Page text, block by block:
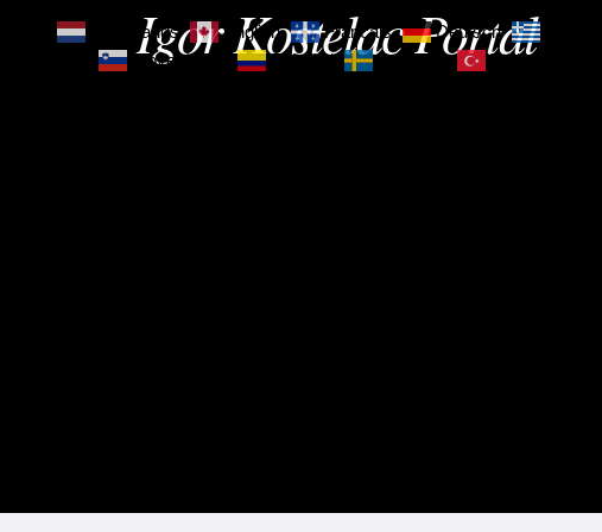
Igor Kostelac Portal
Nederlands English Français Deutsch
Slovenščina Español Svenska Türkçe